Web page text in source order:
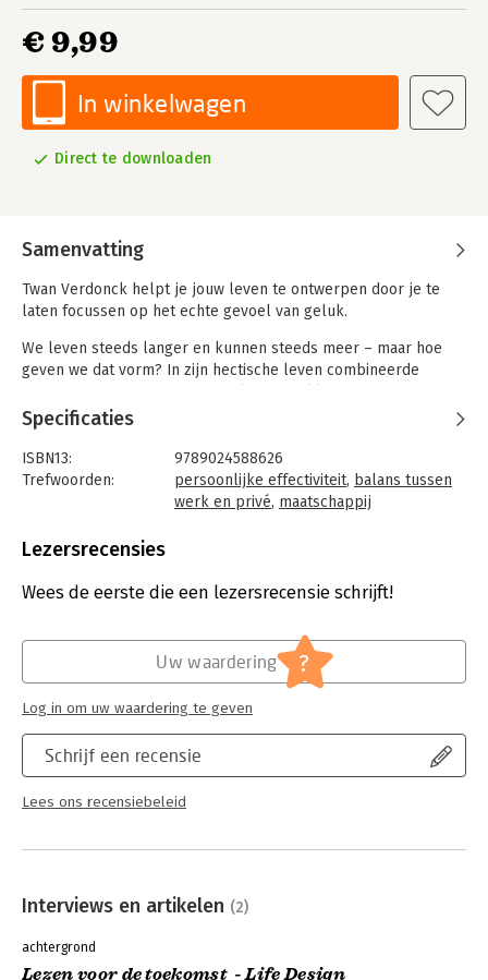
€ 9,99
In winkelwagen
Direct te downloaden
Samenvatting
Twan Verdonck helpt je jouw leven te ontwerpen door je te
laten focussen op het echte gevoel van geluk.
We leven steeds langer en kunnen steeds meer – maar hoe
geven we dat vorm? In zijn hectische leven combineerde
sociaal leven, hobby’s, reizen en een gezinsleven met drie
kinderen. Hij was vaak uitgeput en voelde zich tekortschieten.
Hij ontwikkelde een revolutionair en zelf uit te voeren 10-
stappenplan, met handige schema’s, modules en praktische
oefeningen, dat leidt tot een dieper leven, met meer rust,
focus en plezier. Zo hielp hij zichzelf, maar nu ook jou om
weerstand te bieden aan een snel veranderende maatschappij.
'Life Design begon een paar jaar geleden aan de
trend ook op gang, met Verdonck als één van de aanjagers.' -
Specificaties
ISBN13:
9789024588626
Trefwoorden:
persoonlijke effectiviteit, balans tussen
werk en privé, maatschappij
Bindwijze:
Bestandsformaat:
epub
1
Verschijningsdatum:
Hoofdrubriek: Psychologie
Lezersrecensies
Wees de eerste die een lezersrecensie schrijft!
Schrijf een recensie
Lees ons recensiebeleid
Uw waardering ?
Log in om uw waardering te geven
Interviews en artikelen (2)
achtergrond
Lezen voor de toekomst - Life Design